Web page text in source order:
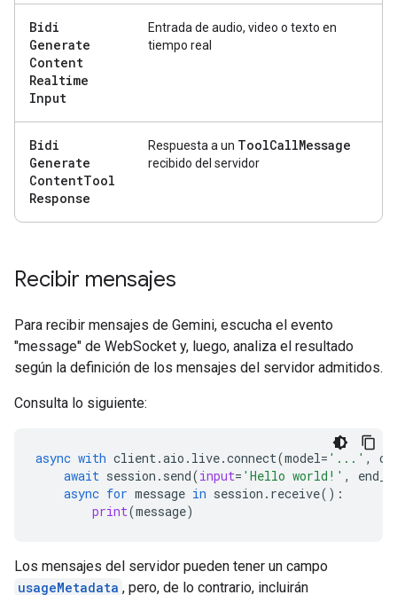
Bidi
Generate
Content
Realtime
Input
Entrada de audio, video o texto en
tiempo real
Bidi
Generate
ContentTool
Response
Respuesta a un ToolCallMessage
recibido del servidor
Recibir mensajes
Para recibir mensajes de Gemini, escucha el evento
"message" de WebSocket y, luego, analiza el resultado
según la definición de los mensajes del servidor admitidos.
Consulta lo siguiente:
async with client.aio . live.connect(model= '...' ,
await session . send(input= 'Hello world!' ,
async for message in session . receive():
print(message)
Los mensajes del servidor pueden tener un campo
usageMetadata , pero, de lo contrario, incluirán